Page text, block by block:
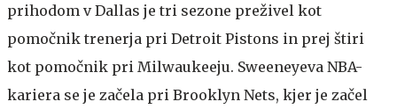
prihodom v Dallas je tri sezone preživel kot
pomočnik trenerja pri Detroit Pistons in prej štiri
kot pomočnik pri Milwaukeeju. Sweeneyeva NBA-
kariera se je začela pri Brooklyn Nets, kjer je začel